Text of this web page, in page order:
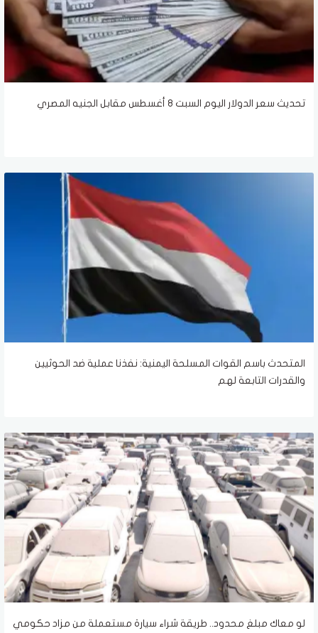
تحديث سعر الدولار اليوم السبت 8 أغسطس مقابل الجنيه المصري
المتحدث باسم القوات المسلحة اليمنية: نفذنا عملية ضد الحوثيين
والقدرات التابعة لهم
لو معاك مبلغ محدود.. طريقة شراء سيارة مستعملة من مزاد حكومي